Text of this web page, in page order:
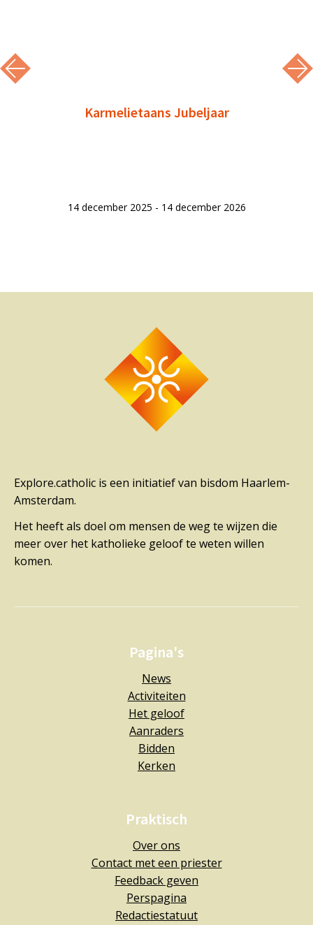
Karmelietaans Jubeljaar
14 december 2025 - 14 december 2026
Explore.catholic is een initiatief van bisdom Haarlem-
Amsterdam.
Het heeft als doel om mensen de weg te wijzen die
meer over het katholieke geloof te weten willen
komen.
Pagina's
News
Activiteiten
Het geloof
Aanraders
Bidden
Kerken
Praktisch
Over ons
Contact met een priester
Feedback geven
Perspagina
Redactiestatuut